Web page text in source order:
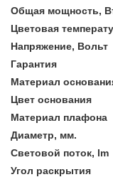
Общая мощность,
Цветовая
Напряжение, Вольт
Гарантия
Материал
Цвет основания
Материал плафона
Диаметр, мм.
Световой поток, lm
Угол раскрытия